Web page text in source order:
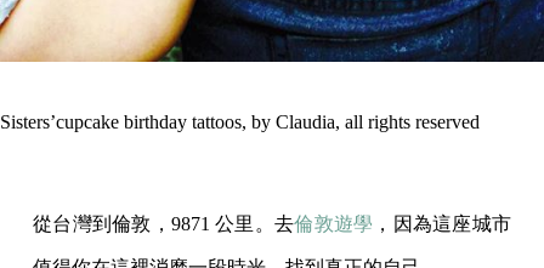
Sisters’cupcake birthday tattoos, by Claudia, all rights reserved
從台灣到倫敦，9871 公里。去倫敦遊學 ，因為這座城市